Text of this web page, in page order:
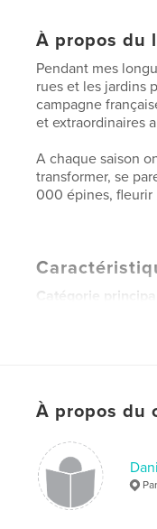
À propos du
Pendant mes
rues et les jardins
campagne
et extraordinaires
A chaque saison
transformer, se
000 épines, fleurir
Catégorie
Date de
Langue
Mots-clés
france
À propos du